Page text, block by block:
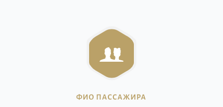
ФИО ПАССАЖИРА